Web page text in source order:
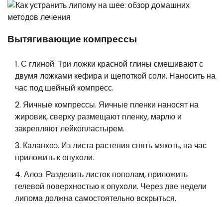
Вытягивающие компрессы
С глиной. Три ложки красной глины смешивают с
двумя ложками кефира и щепоткой соли. Наносить на
час под шейный компресс.
Яичные компрессы. Яичные пленки наносят на
жировик, сверху размещают пленку, марлю и
закрепляют лейкопластырем.
Каланхоэ. Из листа растения снять мякоть, на час
приложить к опухоли.
Алоэ. Разделить листок пополам, приложить
гелевой поверхностью к опухоли. Через две недели
липома должна самостоятельно вскрыться.